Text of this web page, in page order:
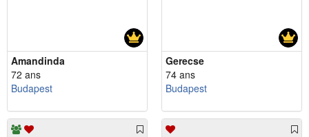
Amandinda
72 ans
Budapest
Gerecse
74 ans
Budapest